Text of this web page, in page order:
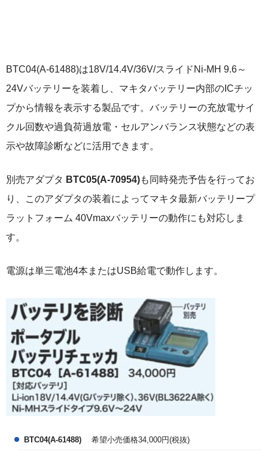
BTC04(A-61488)は18V/14.4V/36V/スライドNi-MH 9.6～
24Vバッテリーを装着し、マキタバッテリー内部のICチッ
プから情報を表示する製品です。バッテリーの充放電サイ
クル回数や過負荷過放電・セルアンバランス状態などの表
示や故障診断などに活用できます。
別売アダプタ BTC05(A-70954)も同時発売予告を行ってお
り、このアダプタの装着によってマキタ最新バッテリープ
ラットフォーム 40Vmaxバッテリーの動作にも対応しま
す。
電源は単三電池4本またはUSB給電で動作します。
BTC04(A-61488) 希望小売価格34,000円(税抜)